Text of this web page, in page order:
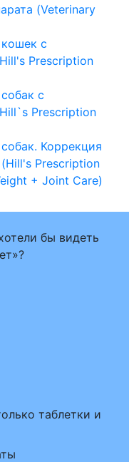
(Veterinary
с
Prescription
с
Prescription
Коррекция
Prescription
+ Joint Care)
бы видеть
таблетки и